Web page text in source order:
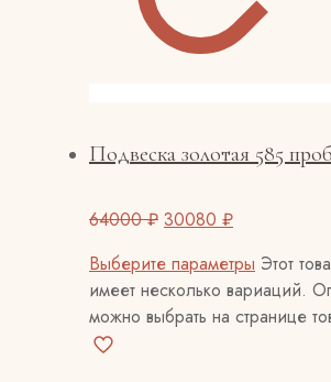
Подвеска золотая 585
64000₽ 30080 ₽
Выберите параметры Этот
имеет несколько вариаций.
можно выбрать на странице